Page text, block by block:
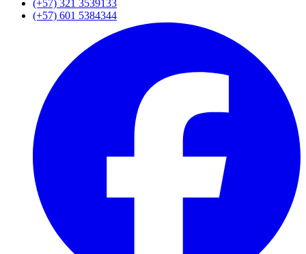
(+57) 321 3539133
(+57) 601 5384344